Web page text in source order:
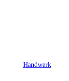
Handwerk